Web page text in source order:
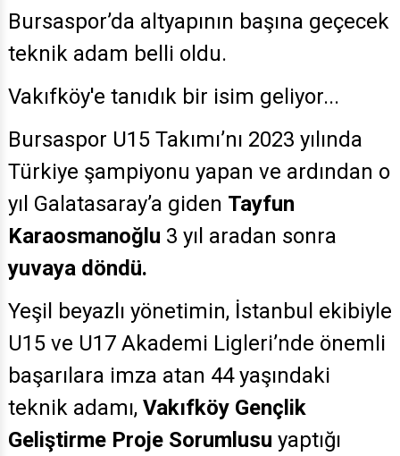
Bursaspor’da altyapının başına geçecek
teknik adam belli oldu.
Vakıfköy'e tanıdık bir isim geliyor...
Bursaspor U15 Takımı’nı 2023 yılında
Türkiye şampiyonu yapan ve ardından o
yıl Galatasaray’a giden Tayfun
Karaosmanoğlu 3 yıl aradan sonra
yuvaya döndü.
Yeşil beyazlı yönetimin, İstanbul ekibiyle
U15 ve U17 Akademi Ligleri’nde önemli
başarılara imza atan 44 yaşındaki
teknik adamı, Vakıfköy Gençlik
Geliştirme Proje Sorumlusu yaptığı